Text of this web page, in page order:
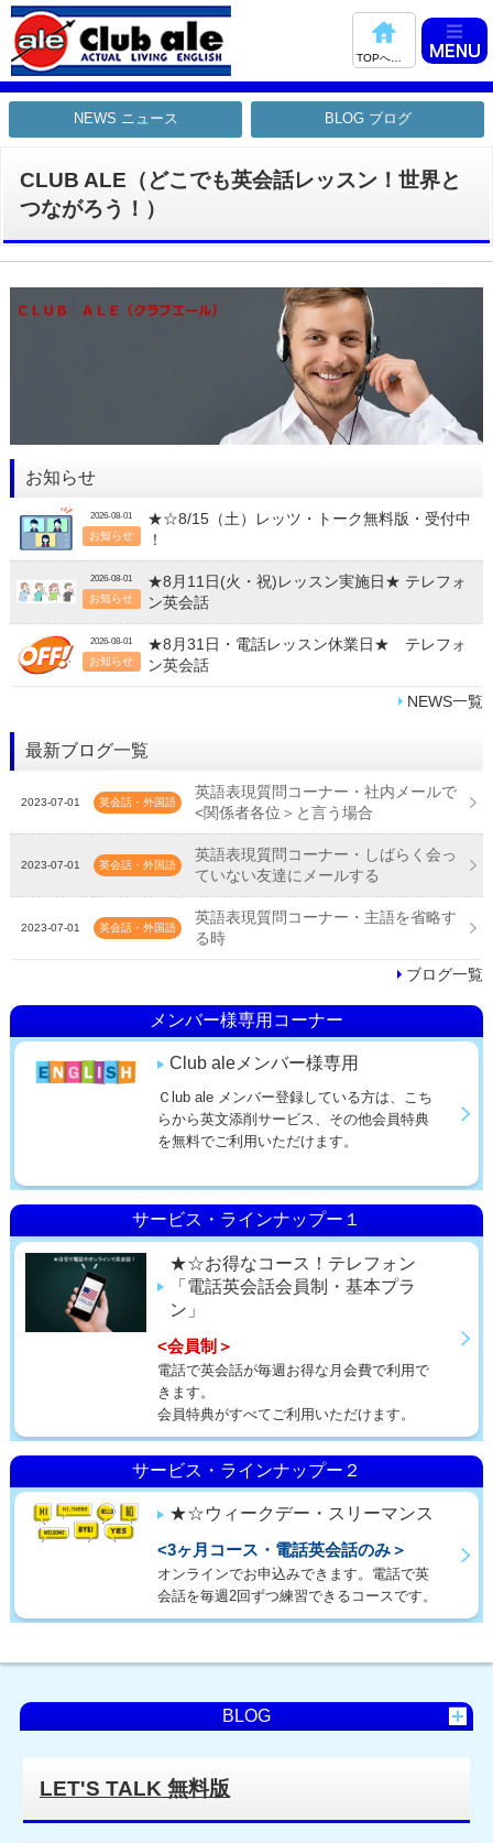
NEWS ニュース BLOG ブログ
CLUB ALE（どこでも英会話レッスン！世界と
つながろう！）
お知らせ
2026-08-01
お知らせ
★☆8/15（土）レッツ・トーク無料版・受付中
！
2026-08-01
お知らせ
★8月11日(火・祝)レッスン実施日★ テレフォ
ン英会話
2026-08-01
お知らせ
★8月31日・電話レッスン休業日★ テレフォ
ン英会話
NEWS一覧
最新ブログ一覧
2023-07-01 英会話・外国語
英語表現質問コーナー・社内メールで
<関係者各位＞と言う場合
2023-07-01 英会話・外国語
英語表現質問コーナー・しばらく会っ
ていない友達にメールする
2023-07-01 英会話・外国語
英語表現質問コーナー・主語を省略す
る時
ブログ一覧
メンバー様専用コーナー
Club aleメンバー様専用
Ｃlub ale メンバー登録している方は、こち
らから英文添削サービス、その他会員特典
を無料でご利用いただけます。
サービス・ラインナップー１
★☆お得なコース！テレフォン
「電話英会話会員制・基本プラ
ン」
<会員制＞
電話で英会話が毎週お得な月会費で利用で
きます。
会員特典がすべてご利用いただけます。
サービス・ラインナップー２
★☆ウィークデー・スリーマンス
<3ヶ月コース・電話英会話のみ＞
オンラインでお申込みできます。電話で英
会話を毎週2回ずつ練習できるコースです。
BLOG
LET'S TALK 無料版